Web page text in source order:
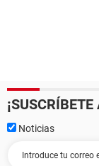
Noticias